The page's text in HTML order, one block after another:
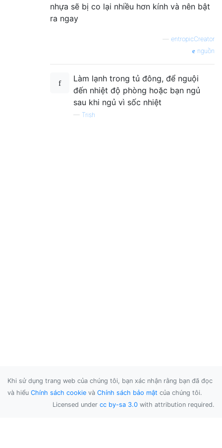
nhựa sẽ bị co lại nhiều hơn kính và nên bật
ra ngay
entropicCreator
nguồn
Làm lạnh trong tủ đông, để nguội
đến nhiệt độ phòng hoặc bạn ngủ
sau khi ngủ vì sốc nhiệt
— Trish
Khi sử dụng trang web của chúng tôi, bạn xác nhận rằng bạn đã đọc
và hiểu Chính sách cookie và Chính sách bảo mật của chúng tôi.
Licensed under cc by-sa 3.0 with attribution required.